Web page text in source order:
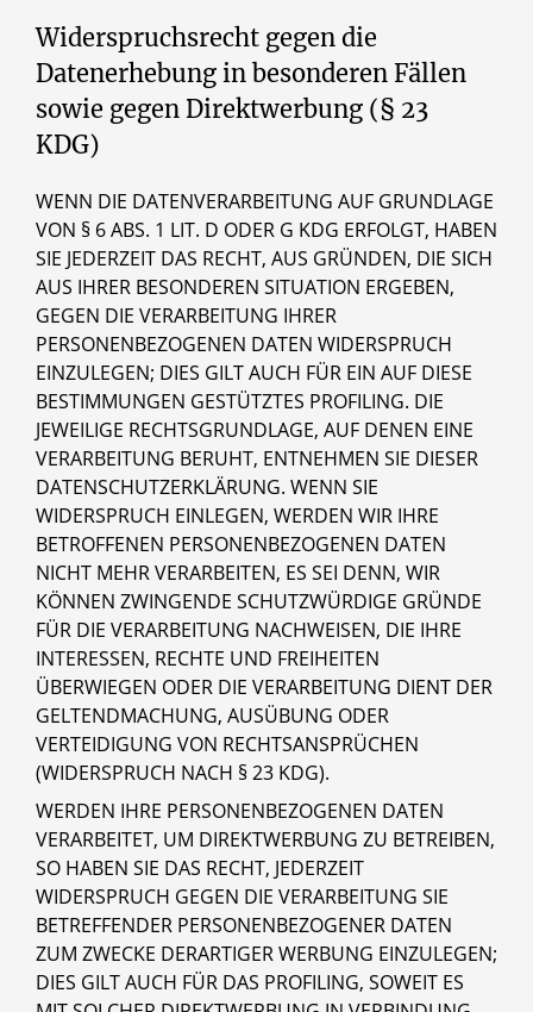
Widerspruchsrecht gegen die
Datenerhebung in besonderen Fällen
sowie gegen Direktwerbung (§ 23
KDG)
WENN DIE DATENVERARBEITUNG AUF GRUNDLAGE
VON § 6 ABS. 1 LIT. D ODER G KDG ERFOLGT, HABEN
SIE JEDERZEIT DAS RECHT, AUS GRÜNDEN, DIE SICH
AUS IHRER BESONDEREN SITUATION ERGEBEN,
GEGEN DIE VERARBEITUNG IHRER
PERSONENBEZOGENEN DATEN WIDERSPRUCH
EINZULEGEN; DIES GILT AUCH FÜR EIN AUF DIESE
BESTIMMUNGEN GESTÜTZTES PROFILING. DIE
JEWEILIGE RECHTSGRUNDLAGE, AUF DENEN EINE
VERARBEITUNG BERUHT, ENTNEHMEN SIE DIESER
DATENSCHUTZERKLÄRUNG. WENN SIE
WIDERSPRUCH EINLEGEN, WERDEN WIR IHRE
BETROFFENEN PERSONENBEZOGENEN DATEN
NICHT MEHR VERARBEITEN, ES SEI DENN, WIR
KÖNNEN ZWINGENDE SCHUTZWÜRDIGE GRÜNDE
FÜR DIE VERARBEITUNG NACHWEISEN, DIE IHRE
INTERESSEN, RECHTE UND FREIHEITEN
ÜBERWIEGEN ODER DIE VERARBEITUNG DIENT DER
GELTENDMACHUNG, AUSÜBUNG ODER
VERTEIDIGUNG VON RECHTSANSPRÜCHEN
(WIDERSPRUCH NACH § 23 KDG).
WERDEN IHRE PERSONENBEZOGENEN DATEN
VERARBEITET, UM DIREKTWERBUNG ZU BETREIBEN,
SO HABEN SIE DAS RECHT, JEDERZEIT
WIDERSPRUCH GEGEN DIE VERARBEITUNG SIE
BETREFFENDER PERSONENBEZOGENER DATEN
ZUM ZWECKE DERARTIGER WERBUNG EINZULEGEN;
DIES GILT AUCH FÜR DAS PROFILING, SOWEIT ES